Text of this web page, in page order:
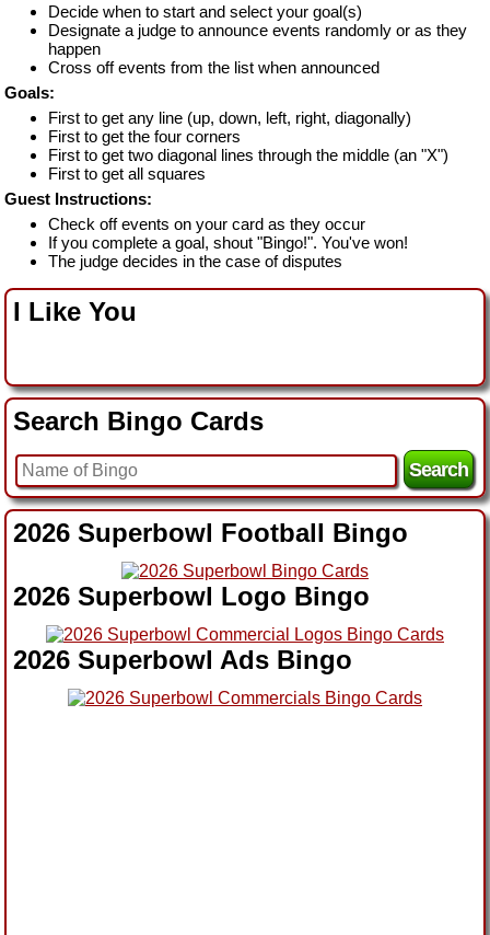
Decide when to start and select your goal(s)
Designate a judge to announce events randomly or as they
happen
Cross off events from the list when announced
Goals:
First to get any line (up, down, left, right, diagonally)
First to get the four corners
First to get two diagonal lines through the middle (an "X")
First to get all squares
Guest Instructions:
Check off events on your card as they occur
If you complete a goal, shout "Bingo!". You've won!
The judge decides in the case of disputes
I Like You
Search Bingo Cards
2026 Superbowl Football Bingo
2026 Superbowl Logo Bingo
2026 Superbowl Ads Bingo